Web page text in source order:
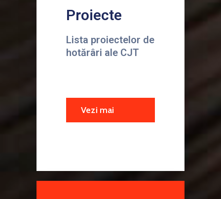
Proiecte
Lista proiectelor de
hotărâri ale CJT
Vezi mai